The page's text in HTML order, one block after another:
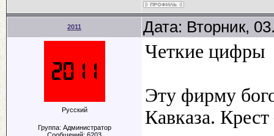
2011 Дата: Вторник,
Русский
Группа: Администратор
Сообщений: 6203
Четкие цифры
Эту фирму
Кавказа.